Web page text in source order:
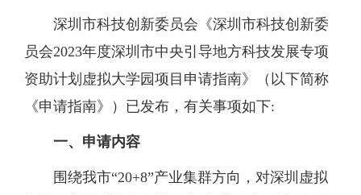
深圳市科技创新委员会《深圳市科技创新委
员会2023年度深圳市中央引导地方科技发展专项
资助计划虚拟大学园项目申请指南》（以下简称
《申请指南》）已发布，有关事项如下:
一、申请内容
围绕我市“20+8”产业集群方向，对深圳虚拟